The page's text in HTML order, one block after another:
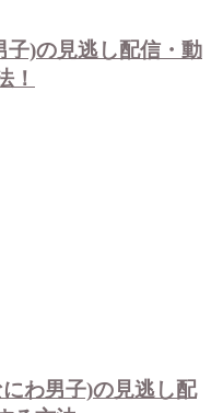
)の見逃し配信・動
！
わ男子)の見逃し配